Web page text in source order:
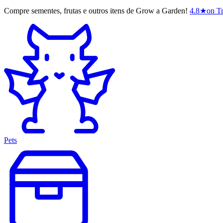
Compre sementes, frutas e outros itens de Grow a Garden! 4.8★on
Pets